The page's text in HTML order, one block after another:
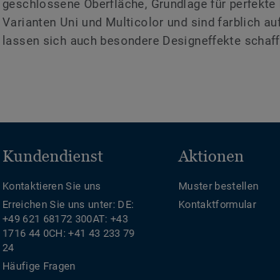
geschlossene Oberfläche, Grundlage für
Varianten Uni und Multicolor und sind farblich
lassen sich auch besondere Designeffekte
Kundendienst
Kontaktieren Sie uns
Erreichen Sie uns unter: DE:
+49 621 68172 300AT: +43
1716 44 0CH: +41 43 233 79
24
Häufige Fragen
Aktionen
Muster bestellen
Kontaktformular